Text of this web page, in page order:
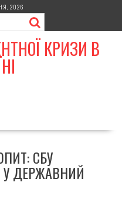
2026
КРИЗИ В
СБУ
ДЕРЖАВНИЙ